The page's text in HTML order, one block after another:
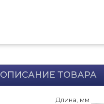
ОПИСАНИЕ ТОВАРА
Длина, мм